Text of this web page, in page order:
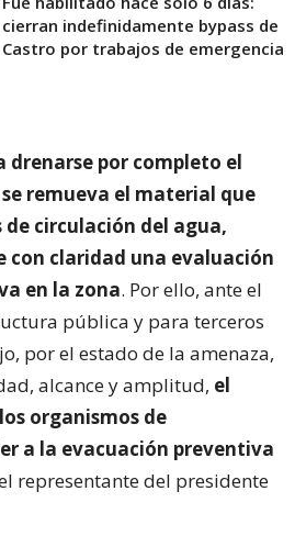
cierran indefinidamente bypass de
Castro por trabajos de emergencia
drenarse por completo el
remueva el material que
circulación del agua,
con claridad una evaluación
en la zona. Por ello, ante el
pública y para terceros
por el estado de la amenaza,
alcance y amplitud, el
organismos de
a la evacuación preventiva
representante del presidente